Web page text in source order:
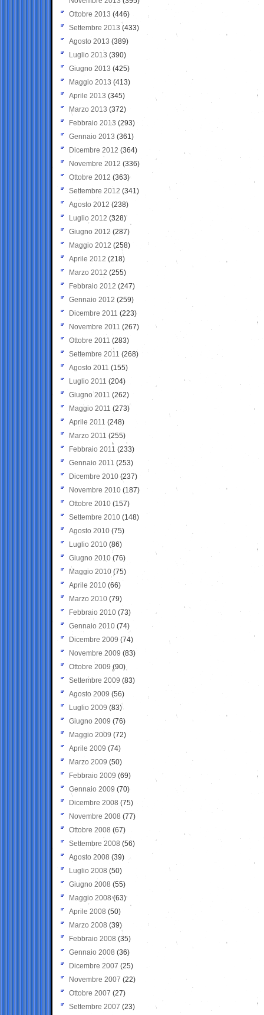
Ottobre 2013 (446)
Settembre 2013 (433)
Agosto 2013 (389)
Luglio 2013 (390)
Giugno 2013 (425)
Maggio 2013 (413)
Aprile 2013 (345)
Marzo 2013 (372)
Febbraio 2013 (293)
Gennaio 2013 (361)
Dicembre 2012 (364)
Novembre 2012 (336)
Ottobre 2012 (363)
Settembre 2012 (341)
Agosto 2012 (238)
Luglio 2012 (328)
Giugno 2012 (287)
Maggio 2012 (258)
Aprile 2012 (218)
Marzo 2012 (255)
Febbraio 2012 (247)
Gennaio 2012 (259)
Dicembre 2011 (223)
Novembre 2011 (267)
Ottobre 2011 (283)
Settembre 2011 (268)
Agosto 2011 (155)
Luglio 2011 (204)
Giugno 2011 (262)
Maggio 2011 (273)
Aprile 2011 (248)
Marzo 2011 (255)
Febbraio 2011 (233)
Gennaio 2011 (253)
Dicembre 2010 (237)
Novembre 2010 (187)
Ottobre 2010 (157)
Settembre 2010 (148)
Agosto 2010 (75)
Luglio 2010 (86)
Giugno 2010 (76)
Maggio 2010 (75)
Aprile 2010 (66)
Marzo 2010 (79)
Febbraio 2010 (73)
Gennaio 2010 (74)
Dicembre 2009 (74)
Novembre 2009 (83)
Ottobre 2009 (90)
Settembre 2009 (83)
Agosto 2009 (56)
Luglio 2009 (83)
Giugno 2009 (76)
Maggio 2009 (72)
Aprile 2009 (74)
Marzo 2009 (50)
Febbraio 2009 (69)
Gennaio 2009 (70)
Dicembre 2008 (75)
Novembre 2008 (77)
Ottobre 2008 (67)
Settembre 2008 (56)
Agosto 2008 (39)
Luglio 2008 (50)
Giugno 2008 (55)
Maggio 2008(63)
Aprile 2008 (50)
Marzo 2008 (39)
Febbraio 2008 (35)
Gennaio 2008 (36)
Dicembre 2007 (25)
Novembre 2007 (22)
Ottobre 2007 (27)
Settembre 2007 (23)